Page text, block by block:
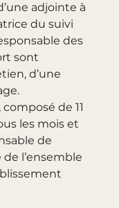
adjointe à
du suivi
des
sont
d’une
de 11
les mois et
de
l’ensemble